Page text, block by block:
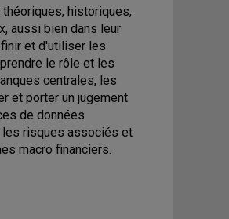
historiques,
aussi bien dans leur
et d'utiliser les
le rôle et les
centrales, les
et porter un jugement
de données
les risques associés et
macro financiers.